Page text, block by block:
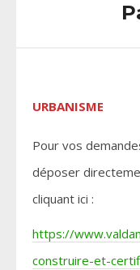
URBANISME
Pour vos
déposer
cliquant ici :
https://
construire-et-